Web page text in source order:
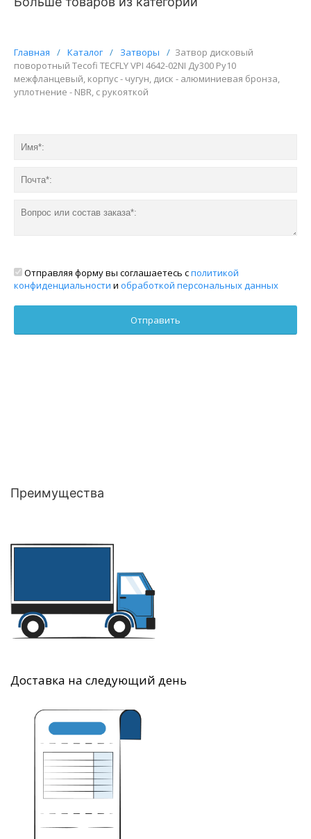
Главная / Каталог / Затворы / Затвор дисковый
поворотный Tecofi TECFLY VPI 4642-02NI Ду300 Ру10
межфланцевый, корпус - чугун, диск - алюминиевая бронза,
уплотнение - NBR, с рукояткой
Отправляя форму вы соглашаетесь сполитикой
конфиденциальности и обработкой персональных данных
Преимущества
Доставка на следующий день